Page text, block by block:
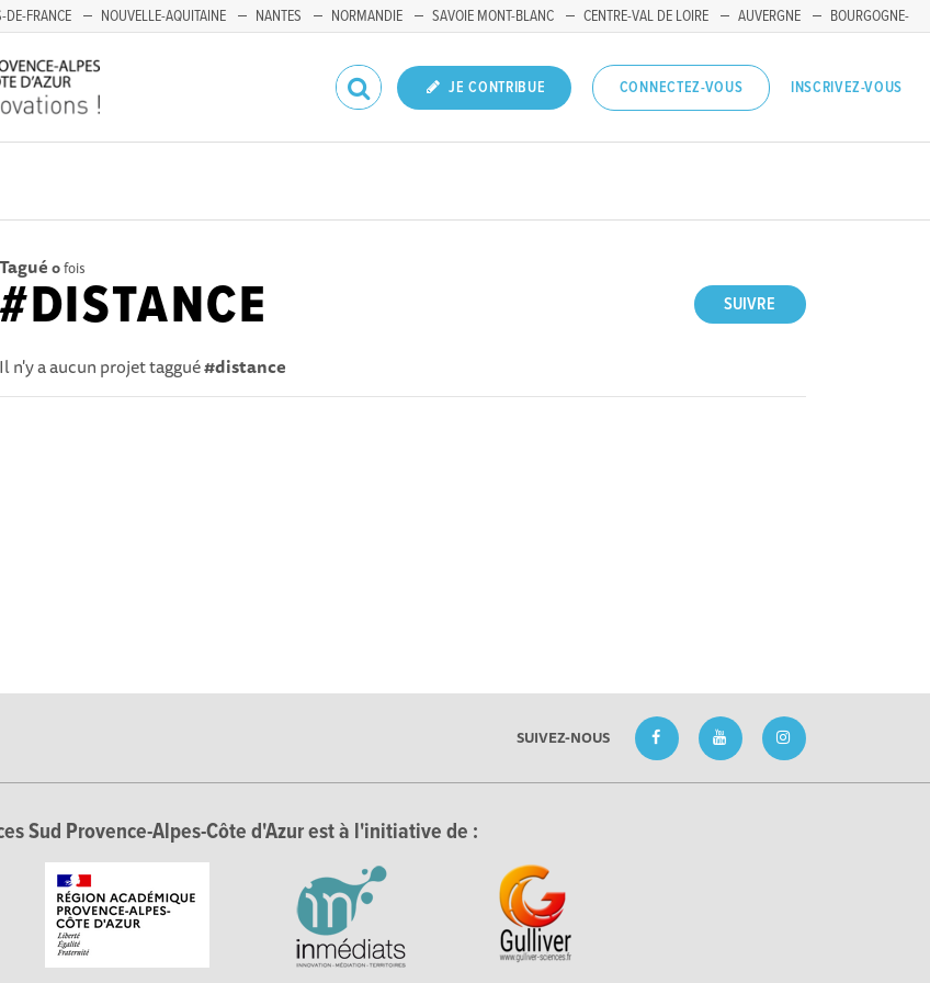
DE-FRANCE NOUVELLE-AQUITAINE NANTES NORMANDIE SAVOIE MONT-BLANC CENTRE-VAL DE LOIRE AUVERGNE
BOURGOGNE-
JE CONTRIBUE CONNECTEZ-VOUS INSCRIVEZ-VOUS
Tagué 0fois
SUIVRE
#DISTANCE
Il n'y a aucun projet taggué#distance
SUIVEZ-NOUS
Sud Provence-Alpes-Côte d'Azur est à l'initiative de :